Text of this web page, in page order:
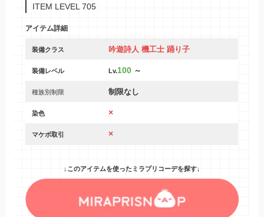
ITEM LEVEL 705
アイテム詳細
装備クラス 吟遊詩人 機工士 踊り子
装備レベル Lv.100～
種族別制限 制限なし
染色 ×
マケボ取引 ×
↓このアイテムを使ったミラプリコーデを探す↓